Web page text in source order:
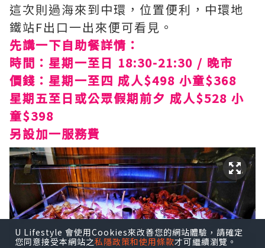
這次則過海來到中環，位置便利，中環地
鐵站F出口一出來便可看見。
先講一下自助餐詳情：
時間：星期一至日 18:30-21:30 / 晚市
價錢：星期一至四 成人$498 小童$368
星期五至日或公眾假期前夕 成人$528 小
童$398
另設加一服務費
U Lifestyle 會使用Cookies來改善您的網站體驗，請確定
您同意接受本網站之私隱政策和使用條款才可繼續瀏覽。